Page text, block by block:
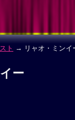
ト → リャオ・ミンイ
ー